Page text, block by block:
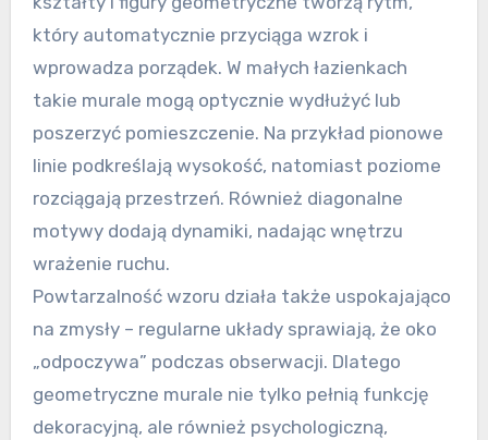
który automatycznie przyciąga wzrok i
wprowadza porządek. W małych łazienkach
takie murale mogą optycznie wydłużyć lub
poszerzyć pomieszczenie. Na przykład pionowe
linie podkreślają wysokość, natomiast poziome
rozciągają przestrzeń. Również diagonalne
motywy dodają dynamiki, nadając wnętrzu
wrażenie ruchu.
Powtarzalność wzoru działa także uspokajająco
na zmysły – regularne układy sprawiają, że oko
„odpoczywa” podczas obserwacji. Dlatego
geometryczne murale nie tylko pełnią funkcję
dekoracyjną, ale również psychologiczną,